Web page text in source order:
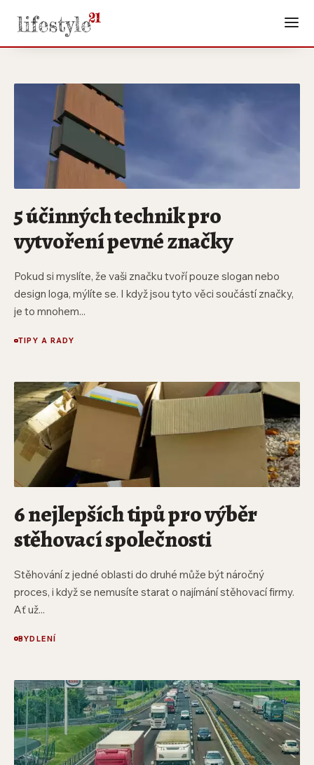
5 účinných technik pro
vytvoření pevné značky
Pokud si myslíte, že vaši značku tvoří pouze slogan nebo
design loga, mýlíte se. I když jsou tyto věci součástí značky,
je to mnohem...
TIPY A RADY
6 nejlepších tipů pro výběr
stěhovací společnosti
Stěhování z jedné oblasti do druhé může být náročný
proces, i když se nemusíte starat o najímání stěhovací firmy.
Ať už...
BYDLENÍ